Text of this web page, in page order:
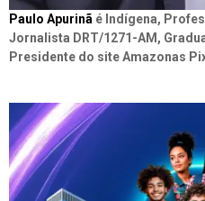
Paulo Apurinã é Indígena,
Jornalista DRT/1271-AM,
Presidente do site Amazonas